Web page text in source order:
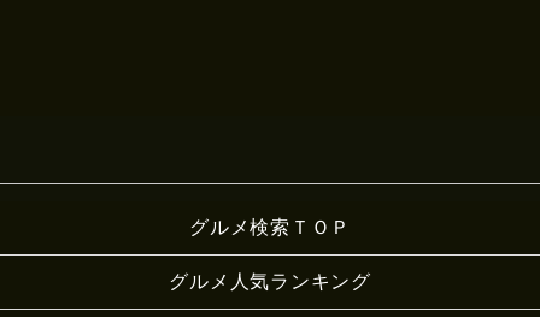
グルメ検索ＴＯＰ
グルメ人気ランキング